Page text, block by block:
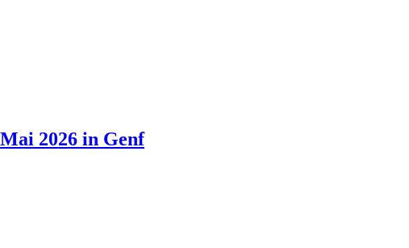
2026 in Genf